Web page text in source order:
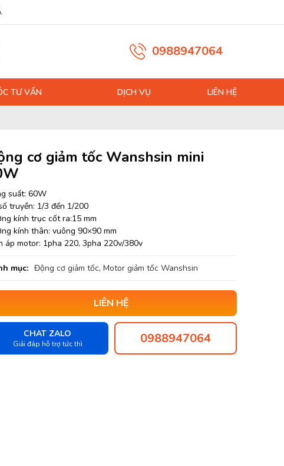
0988947064
TƯ VẤN DỊCH VỤ LIÊN HỆ
cơ giảm tốc Wanshsin mini
suất: 60W
truyền: 1/3 đến 1/200
kính trục cốt ra:15 mm
kính thân: vuông 90×90 mm
áp motor: 1pha 220, 3pha 220v/380v
mục: Động cơ giảm tốc, Motor giảm tốc Wanshsin
LIÊN HỆ
CHAT ZALO
Giải đáp hỗ trợ tức thì 0988947064